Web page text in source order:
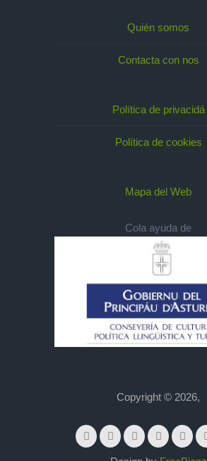
Quién somos
Contacta con nos
Política de privacidá
Política de cookies
Mapa del Web
Cola ayuda de
Copyright © 2026,